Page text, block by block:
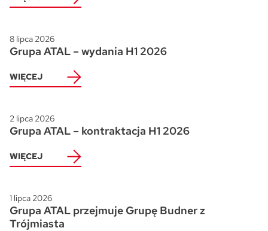
8 lipca 2026
Grupa ATAL – wydania H1 2026
WIĘCEJ
2 lipca 2026
Grupa ATAL – kontraktacja H1 2026
WIĘCEJ
1 lipca 2026
Grupa ATAL przejmuje Grupę Budner z
Trójmiasta